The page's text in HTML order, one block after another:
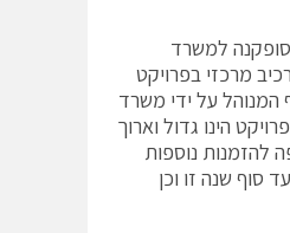
למשרד
מרכזי בפרויקט
על ידי משרד
הינו גדול וארוך
להזמנות נוספות
סוף שנה זו וכן